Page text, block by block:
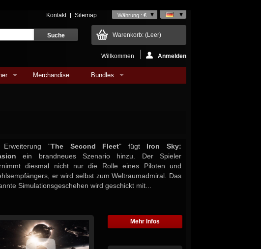
Währung : €
Kontakt Sitemap
Warenkorb: (Leer)
Willkommen Anmelden
Merchandise Bundles
Erweiterung "The Second Fleet" fügt Iron Sky:
ein brandneues Szenario hinzu. Der Spieler
diesmal nicht nur die Rolle eines Piloten und
er wird selbst zum Weltraumadmiral. Das
Simulationsgeschehen wird geschickt mit...
Mehr Infos